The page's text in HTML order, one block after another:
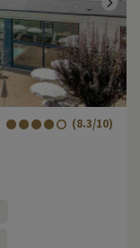
(8.3/10)